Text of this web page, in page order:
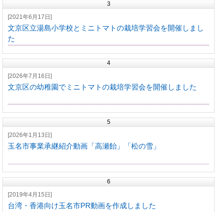
3
[2021年6月17日]
文京区立湯島小学校とミニトマトの栽培学習会を開催しまし
た
4
[2026年7月16日]
文京区の幼稚園でミニトマトの栽培学習会を開催しました
5
[2026年1月13日]
玉名市事業承継紹介動画「高瀬飴」「松の雪」
6
[2019年4月15日]
台湾・香港向け玉名市PR動画を作成しました